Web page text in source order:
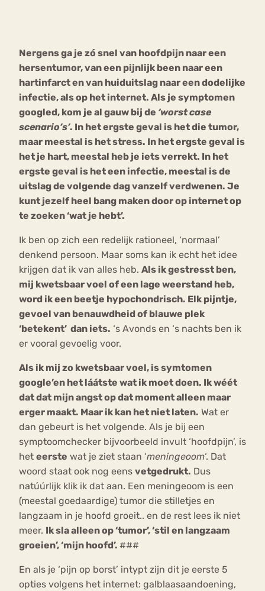
Nergens ga je zó snel van hoofdpijn naar een
hersentumor, van een pijnlijk been naar een
hartinfarct en van huiduitslag naar een dodelijke
infectie, als op het internet. Als je symptomen
googled, kom je al gauw bij de ‘worst case
scenario’s’. In het ergste geval is het die tumor,
maar meestal is het stress. In het ergste geval is
het je hart, meestal heb je iets verrekt. In het
ergste geval is het een infectie, meestal is de
uitslag de volgende dag vanzelf verdwenen. Je
kunt jezelf heel bang maken door op internet op
te zoeken ‘wat je hebt’.
Ik ben op zich een redelijk rationeel, ‘normaal’
denkend persoon. Maar soms kan ik echt het idee
krijgen dat ik van alles heb. Als ik gestresst ben,
mij kwetsbaar voel of een lage weerstand heb,
word ik een beetje hypochondrisch. Elk pijntje,
gevoel van benauwdheid of blauwe plek
‘betekent’ dan iets. ‘s Avonds en ‘s nachts ben ik
er vooral gevoelig voor.
Als ik mij zo kwetsbaar voel, is symtomen
google’en het láátste wat ik moet doen. Ik wéét
dat dat mijn angst op dat moment alleen maar
erger maakt. Maar ik kan het niet laten. Wat er
dan gebeurt is het volgende. Als je bij een
symptoomchecker bijvoorbeeld invult ‘hoofdpijn’, is
het eerste wat je ziet staan ‘meningeoom‘. Dat
woord staat ook nog eens vetgedrukt. Dus
natúúrlijk klik ik dat aan. Een meningeoom is een
(meestal goedaardige) tumor die stilletjes en
langzaam in je hoofd groeit.. en de rest lees ik niet
meer. Ik sla alleen op ‘tumor’, ‘stil en langzaam
groeien’, ‘mijn hoofd’. ###
En als je ‘pijn op borst’ intypt zijn dit je eerste 5
opties volgens het internet: galblaasaandoening,
Forum
mia
Nerv
osa
Eetstoornis Anorexia Nervosa
Eetbuien Piekeren Sport
Trauma
Orthorexia
Afvallen Angst